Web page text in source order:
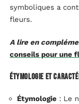
symboliques a
fleurs.
A lire en
conseils pour une
Étymologie et
Étymologie : Le